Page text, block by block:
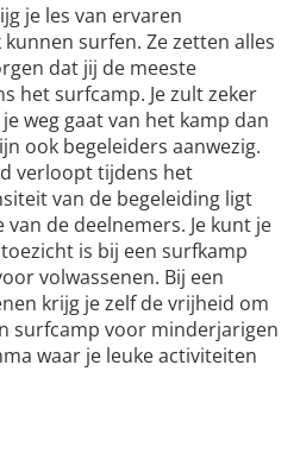
je les van ervaren
surfen. Ze zetten alles
dat jij de meeste
het surfcamp. Je zult zeker
weg gaat van het kamp dan
ook begeleiders aanwezig.
verloopt tijdens het
van de begeleiding ligt
de deelnemers. Je kunt je
is bij een surfkamp
volwassenen. Bij een
krijg je zelf de vrijheid om
surfcamp voor minderjarigen
waar je leuke activiteiten